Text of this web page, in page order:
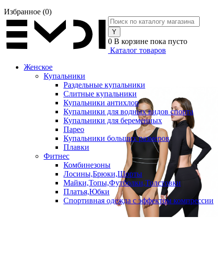
Избранное (0)
0 В корзине пока пусто
Каталог товаров
Женское
Купальники
Раздельные купальники
Слитные купальники
Купальники антихлор
Купальники для водных видов спорта
Купальники для беременных
Парео
Купальники больших размеров
Плавки
Фитнес
Комбинезоны
Лосины,Брюки,Шорты
Майки,Топы,Футболки,Толстовки
Платья,Юбки
Спортивная одежда с эффектом компрессии